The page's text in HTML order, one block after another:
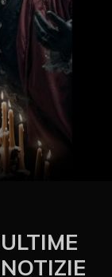
ULTIME
NOTIZIE